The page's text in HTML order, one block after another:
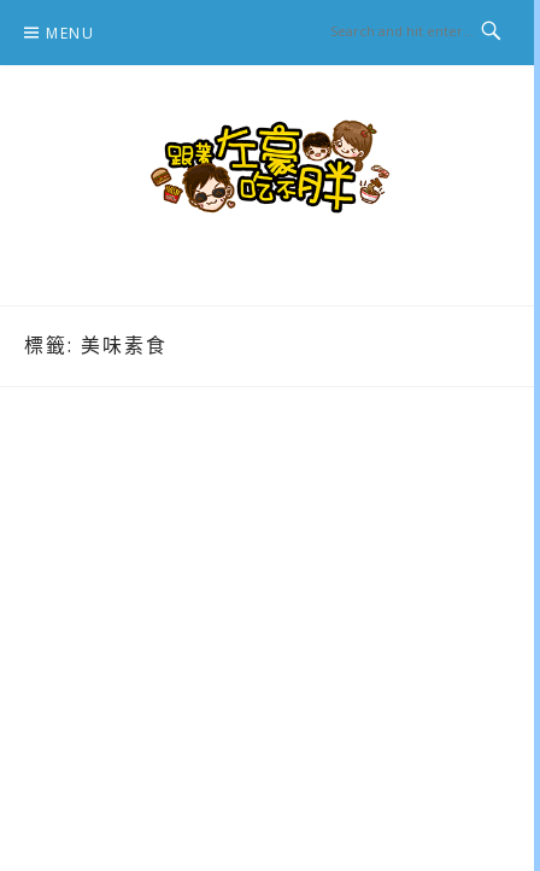
content
MENU
標籤: 美味素食